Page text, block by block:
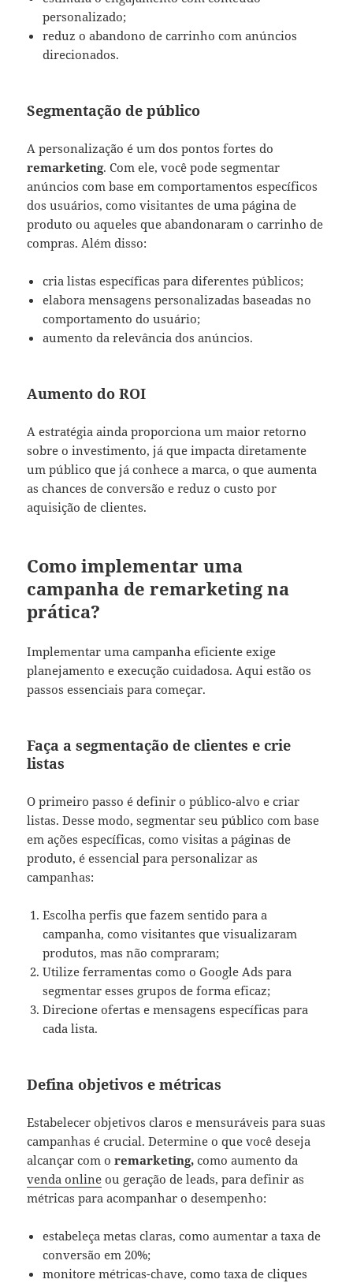
personalizado;
reduz o abandono de carrinho com anúncios
direcionados.
Segmentação de público
A personalização é um dos pontos fortes do
remarketing. Com ele, você pode segmentar
anúncios com base em comportamentos específicos
dos usuários, como visitantes de uma página de
produto ou aqueles que abandonaram o carrinho de
compras. Além disso:
cria listas específicas para diferentes públicos;
elabora mensagens personalizadas baseadas no
comportamento do usuário;
aumento da relevância dos anúncios.
Aumento do ROI
A estratégia ainda proporciona um maior retorno
sobre o investimento, já que impacta diretamente
um público que já conhece a marca, o que aumenta
as chances de conversão e reduz o custo por
aquisição de clientes.
Como implementar uma
campanha de remarketing na
prática?
Implementar uma campanha eficiente exige
planejamento e execução cuidadosa. Aqui estão os
passos essenciais para começar.
Faça a segmentação de clientes e crie
listas
O primeiro passo é definir o público-alvo e criar
listas. Desse modo, segmentar seu público com base
em ações específicas, como visitas a páginas de
produto, é essencial para personalizar as
campanhas:
Escolha perfis que fazem sentido para a
campanha, como visitantes que visualizaram
produtos, mas não compraram;
Utilize ferramentas como o Google Ads para
segmentar esses grupos de forma eficaz;
Direcione ofertas e mensagens específicas para
cada lista.
Defina objetivos e métricas
Estabelecer objetivos claros e mensuráveis para suas
campanhas é crucial. Determine o que você deseja
alcançar com oremarketing, como aumento da
venda online ou geração de leads, para definir as
métricas para acompanhar o desempenho:
estabeleça metas claras, como aumentar a taxa de
conversão em 20%;
monitore métricas-chave, como taxa de cliques